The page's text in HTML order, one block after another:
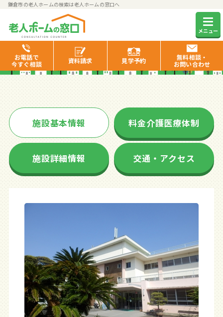
鎌倉市の老人ホームの検索は老人ホームの窓口へ
メニュー
お電話で
今すぐ相談
資料請求 見学予約
無料相談・
お問い合わせ
鎌倉静山荘
施設基本情報 料金介護医療体制
施設詳細情報 交通・アクセス